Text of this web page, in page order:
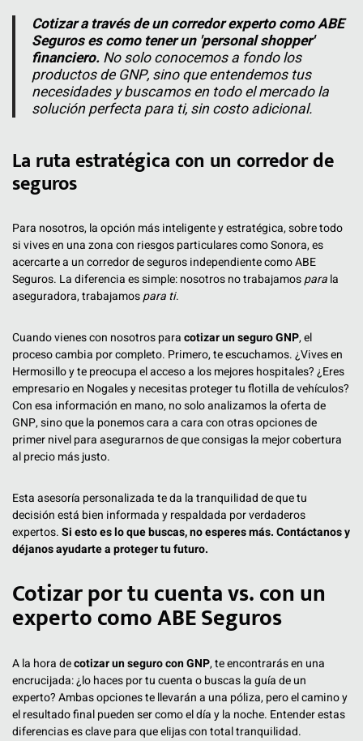
Cotizar a través de un corredor experto como ABE
Seguros es como tener un 'personal shopper'
financiero. No solo conocemos a fondo los
productos de GNP, sino que entendemos tus
necesidades y buscamos en todo el mercado la
solución perfecta para ti, sin costo adicional.
La ruta estratégica con un corredor de
seguros
Para nosotros, la opción más inteligente y estratégica, sobre todo
si vives en una zona con riesgos particulares como Sonora, es
acercarte a un corredor de seguros independiente como ABE
Seguros. La diferencia es simple: nosotros no trabajamosparala
aseguradora, trabajamospara ti.
Cuando vienes con nosotros paracotizar un seguro GNP, el
proceso cambia por completo. Primero, te escuchamos. ¿Vives en
Hermosillo y te preocupa el acceso a los mejores hospitales? ¿Eres
empresario en Nogales y necesitas proteger tu flotilla de vehículos?
Con esa información en mano, no solo analizamos la oferta de
GNP, sino que la ponemos cara a cara con otras opciones de
primer nivel para asegurarnos de que consigas la mejor cobertura
al precio más justo.
Esta asesoría personalizada te da la tranquilidad de que tu
decisión está bien informada y respaldada por verdaderos
expertos.Si esto es lo que buscas, no esperes más. Contáctanos y
déjanos ayudarte a proteger tu futuro.
Cotizar por tu cuenta vs. con un
experto como ABE Seguros
A la hora decotizar un seguro con GNP, te encontrarás en una
encrucijada: ¿lo haces por tu cuenta o buscas la guía de un
experto? Ambas opciones te llevarán a una póliza, pero el camino y
el resultado final pueden ser como el día y la noche. Entender estas
diferencias es clave para que elijas con total tranquilidad.